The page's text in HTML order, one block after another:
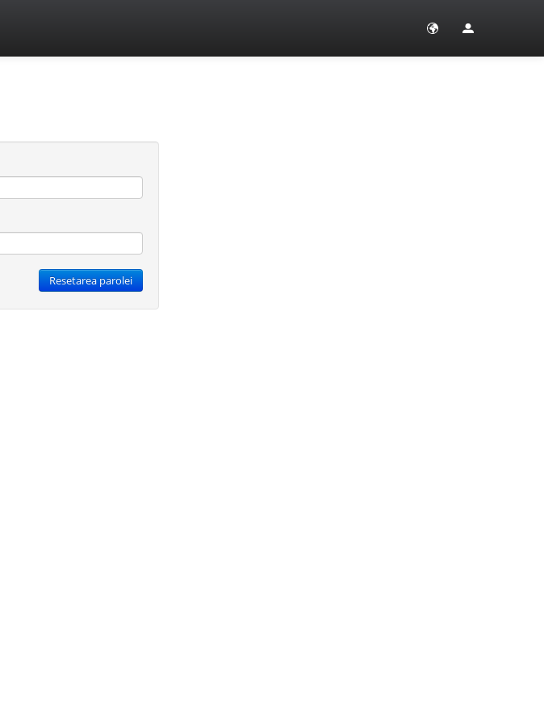
Resetarea parolei